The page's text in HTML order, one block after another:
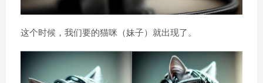
这个时候，我们要的猫咪（妹子）就出现了。